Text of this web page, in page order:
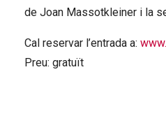
de Joan Massotkleiner i la
Cal reservar l’entrada a:
Preu: gratuït